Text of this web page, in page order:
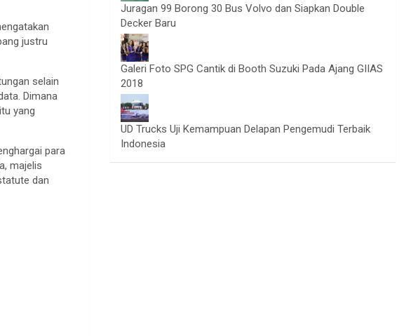
justru
selain
Dimana
yang
para
majelis
dan
Juragan 99 Borong 30 Bus Volvo dan Siapkan Double
Decker Baru
Galeri Foto SPG Cantik di Booth Suzuki Pada Ajang GIIAS
2018
UD Trucks Uji Kemampuan Delapan Pengemudi Terbaik
Indonesia